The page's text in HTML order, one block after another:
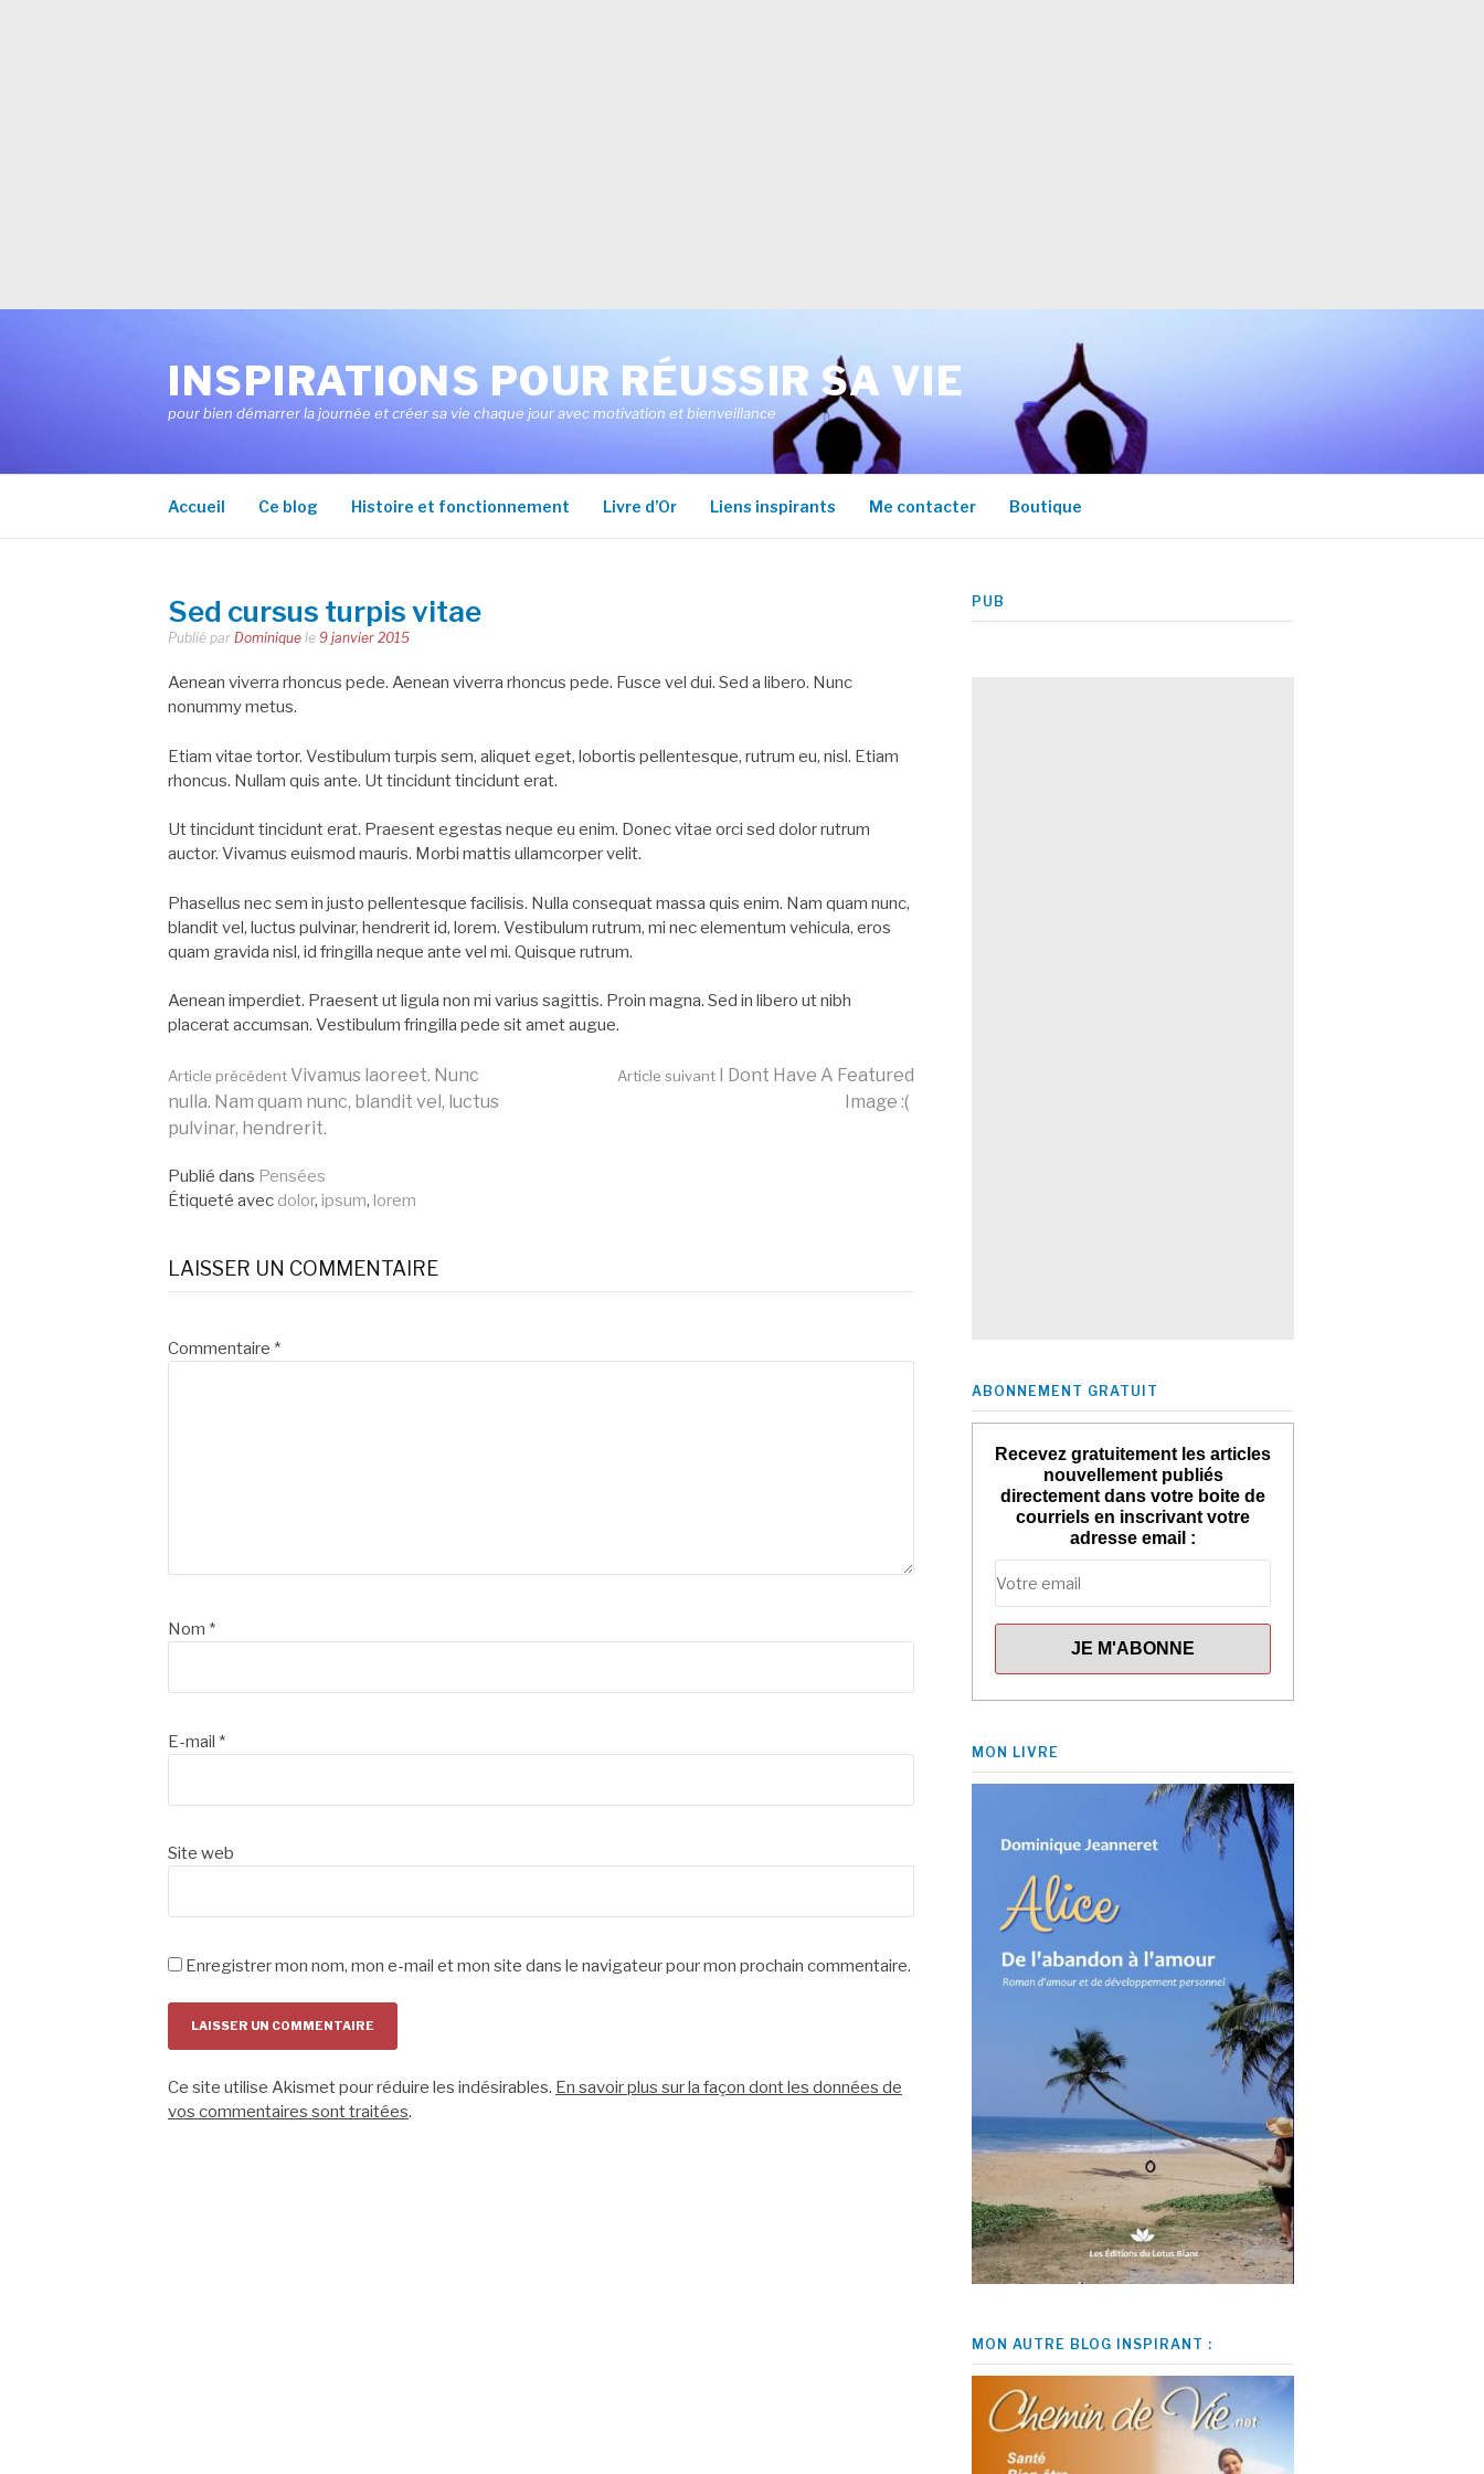
INSPIRATIONS POUR RÉUSSIR SA VIE
pour bien démarrer la journée et créer sa vie chaque jour avec motivation et bienveillance
Accueil Ce blog Histoire et fonctionnement Livre d’Or Liens inspirants Me contacter Boutique
Sed cursus turpis vitae
Publié par Dominique le 9 janvier 2015
Aenean viverra rhoncus pede. Aenean viverra rhoncus pede. Fusce vel dui. Sed a libero. Nunc
nonummy metus.
Etiam vitae tortor. Vestibulum turpis sem, aliquet eget, lobortis pellentesque, rutrum eu, nisl. Etiam
rhoncus. Nullam quis ante. Ut tincidunt tincidunt erat.
Ut tincidunt tincidunt erat. Praesent egestas neque eu enim. Donec vitae orci sed dolor rutrum
auctor. Vivamus euismod mauris. Morbi mattis ullamcorper velit.
Phasellus nec sem in justo pellentesque facilisis. Nulla consequat massa quis enim. Nam quam nunc,
blandit vel, luctus pulvinar, hendrerit id, lorem. Vestibulum rutrum, mi nec elementum vehicula, eros
quam gravida nisl, id fringilla neque ante vel mi. Quisque rutrum.
Aenean imperdiet. Praesent ut ligula non mi varius sagittis. Proin magna. Sed in libero ut nibh
placerat accumsan. Vestibulum fringilla pede sit amet augue.
Lire
la
Article précédent Vivamus laoreet. Nunc
nulla. Nam quam nunc, blandit vel, luctus
pulvinar, hendrerit.
Article suivant I Dont Have A Featured
Image :(
Publié dans Pensées
Étiqueté avec dolor, ipsum, lorem
LAISSER UN COMMENTAIRE
Commentaire *
Nom *
E-mail *
Site web
Enregistrer mon nom, mon e-mail et mon site dans le navigateur pour mon prochain commentaire.
Ce site utilise Akismet pour réduire les indésirables. En savoir plus sur la façon dont les données de
vos commentaires sont traitées.
PUB
ABONNEMENT GRATUIT
Recevez gratuitement les articles
nouvellement publiés
directement dans votre boite de
courriels en inscrivant votre
adresse email :
MON LIVRE
MON AUTRE BLOG INSPIRANT :